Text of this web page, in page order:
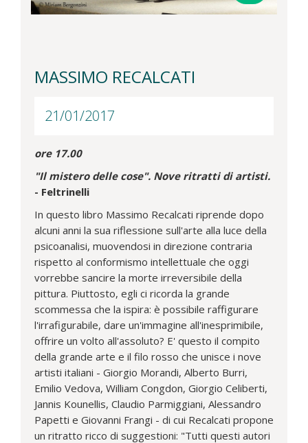
MASSIMO RECALCATI
21/01/2017
ore 17.00
"Il mistero delle cose". Nove ritratti di artisti.
- Feltrinelli
In questo libro Massimo Recalcati riprende dopo
alcuni anni la sua riflessione sull'arte alla luce della
psicoanalisi, muovendosi in direzione contraria
rispetto al conformismo intellettuale che oggi
vorrebbe sancire la morte irreversibile della
pittura. Piuttosto, egli ci ricorda la grande
scommessa che la ispira: è possibile raffigurare
l'irrafigurabile, dare un'immagine all'inesprimibile,
offrire un volto all'assoluto? E' questo il compito
della grande arte e il filo rosso che unisce i nove
artisti italiani - Giorgio Morandi, Alberto Burri,
Emilio Vedova, William Congdon, Giorgio Celiberti,
Jannis Kounellis, Claudio Parmiggiani, Alessandro
Papetti e Giovanni Frangi - di cui Recalcati propone
un ritratto ricco di suggestioni: "Tutti questi autori